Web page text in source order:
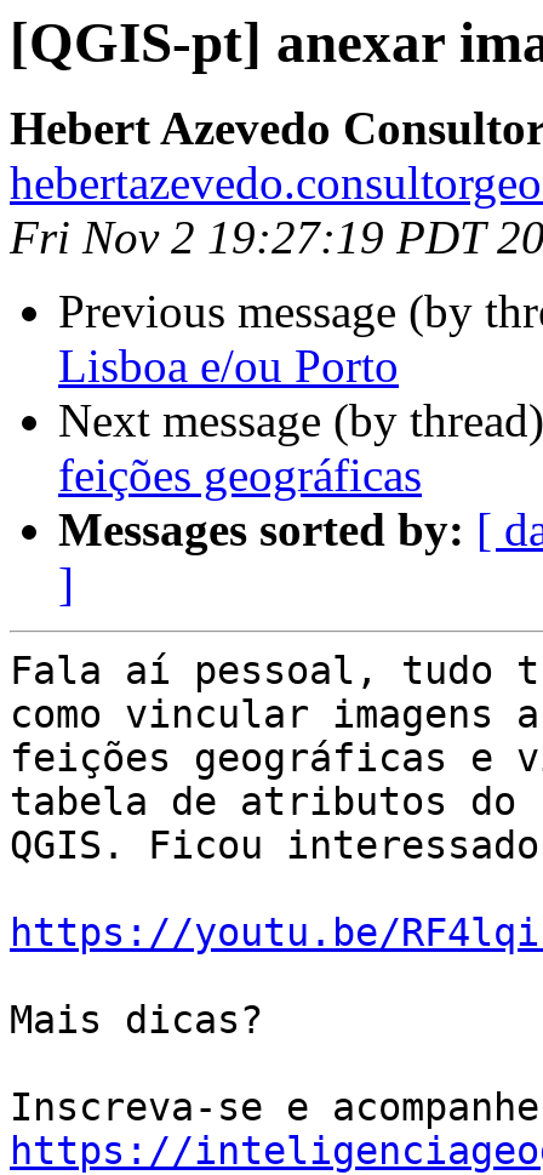
[QGIS-pt] anexar
Hebert Azevedo
Fri Nov 2 19:27:19 PDT
Previous message (by
Lisboa e/ou Porto
Next message (by
feições geográficas
Messages sorted by: [
]
Fala aí pessoal, tudo
como vincular imagens a
feições geográficas e
tabela de atributos do
QGIS. Ficou
https://youtu.be/
Mais dicas?
https://